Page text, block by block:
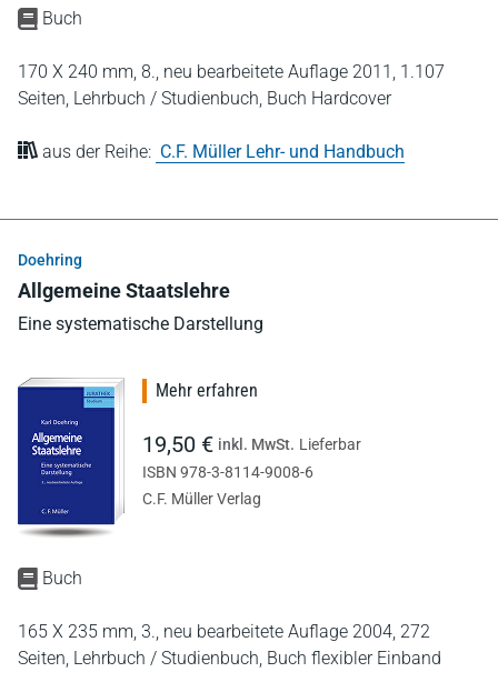
Buch
170 X 240 mm, 8., neu bearbeitete Auflage 2011, 1.107
Seiten, Lehrbuch / Studienbuch, Buch Hardcover
aus der Reihe: C.F. Müller Lehr- und Handbuch
Doehring
Allgemeine Staatslehre
Eine systematische Darstellung
Buch
165 X 235 mm, 3., neu bearbeitete Auflage 2004, 272
Seiten, Lehrbuch / Studienbuch, Buch flexibler Einband
Mehr erfahren
19,50 € inkl. MwSt. Lieferbar
ISBN 978-3-8114-9008-6
C.F. Müller Verlag